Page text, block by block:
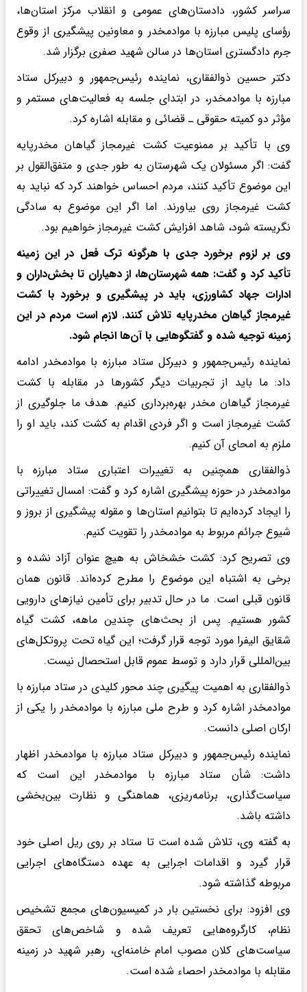
سراسر کشور، دادستان‌های عمومی و انقلاب مرکز استان‌ها،
رؤسای پلیس مبارزه با موادمخدر و معاونین پیشگیری از وقوع
جرم دادگستری استان‌ها در سالن شهید صفری برگزار شد.
دکتر حسین ذوالفقاری، نماینده رئیس‌جمهور و دبیرکل ستاد
مبارزه با موادمخدر، در ابتدای جلسه به فعالیت‌های مستمر و
مؤثر دو کمیته حقوقی ـ قضائی و مقابله اشاره کرد.
وی با تأکید بر ممنوعیت کشت غیرمجاز گیاهان مخدرپایه
گفت: اگر مسئولان یک شهرستان به طور جدی و متفق‌القول بر
این موضوع تأکید کنند، مردم احساس خواهند کرد که نباید به
کشت غیرمجاز روی بیاورند. اما اگر این موضوع به سادگی
نگریسته شود، شاهد افزایش کشت غیرمجاز خواهیم بود.
وی بر لزوم برخورد جدی با هرگونه ترک فعل در این زمینه
تأکید کرد و گفت: همه شهرستان‌ها، از دهیاران تا بخش‌داران و
ادارات جهاد کشاورزی، باید در پیشگیری و برخورد با کشت
غیرمجاز گیاهان مخدرپایه تلاش کنند. لازم است مردم در این
زمینه توجیه شده و گفتگوهایی با آن‌ها انجام شود.
نماینده رئیس‌جمهور و دبیرکل ستاد مبارزه با موادمخدر ادامه
داد: ما باید از تجربیات دیگر کشورها در مقابله با کشت
غیرمجاز گیاهان مخدر بهره‌برداری کنیم. هدف ما جلوگیری از
کشت غیرمجاز است و اگر فردی اقدام به کشت کند، باید او را
ملزم به امحای آن کنیم.
ذوالفقاری همچنین به تغییرات اعتباری ستاد مبارزه با
موادمخدر در حوزه پیشگیری اشاره کرد و گفت: امسال تغییراتی
را ایجاد کرده‌ایم تا بتوانیم استان‌ها و مقوله پیشگیری از بروز و
شیوع جرائم مربوط به موادمخدر را تقویت کنیم.
وی تصریح کرد: کشت خشخاش به هیچ عنوان آزاد نشده و
برخی به اشتباه این موضوع را مطرح کرده‌اند. قانون همان
قانون قبلی است. ما در حال تدبیر برای تأمین نیازهای دارویی
کشور هستیم. پس از بحث‌های چندین ماهه، کشت گیاه
شقایق الیفرا مورد توجه قرار گرفت؛ این گیاه تحت پروتکل‌های
بین‌المللی قرار دارد و توسط عموم قابل استحصال نیست.
ذوالفقاری به اهمیت پیگیری چند محور کلیدی در ستاد مبارزه با
موادمخدر اشاره کرد و طرح ملی مبارزه با موادمخدر را یکی از
ارکان اصلی دانست.
نماینده رئیس‌جمهور و دبیرکل ستاد مبارزه با موادمخدر اظهار
داشت: شأن ستاد مبارزه با موادمخدر این است که
سیاست‌گذاری، برنامه‌ریزی، هماهنگی و نظارت بین‌بخشی
داشته باشد.
به گفته وی، تلاش شده است تا ستاد بر روی ریل اصلی خود
قرار گیرد و اقدامات اجرایی به عهده دستگاه‌های اجرایی
مربوطه گذاشته شود.
وی افزود: برای نخستین بار در کمیسیون‌های مجمع تشخیص
نظام، کارگروه‌هایی تعریف شده و شاخص‌های تحقق
سیاست‌های کلان مصوب امام خامنه‌ای، رهبر شهید در زمینه
مقابله با موادمخدر احصاء شده است.